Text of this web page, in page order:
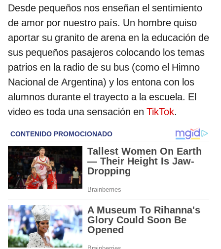
Desde pequeños nos enseñan el sentimiento
de amor por nuestro país. Un hombre quiso
aportar su granito de arena en la educación de
sus pequeños pasajeros colocando los temas
patrios en la radio de su bus (como el Himno
Nacional de Argentina) y los entona con los
alumnos durante el trayecto a la escuela. El
video es toda una sensación en TikTok.